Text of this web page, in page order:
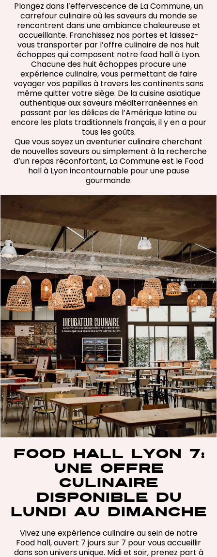
Plongez dans l’effervescence de La Commune, un
carrefour culinaire où les saveurs du monde se
rencontrent dans une ambiance chaleureuse et
accueillante. Franchissez nos portes et laissez-
vous transporter par l’offre culinaire de nos huit
échoppes qui composent notre food hall à Lyon.
Chacune des huit échoppes procure une
expérience culinaire, vous permettant de faire
voyager vos papilles à travers les continents sans
même quitter votre siège. De la cuisine asiatique
authentique aux saveurs méditerranéennes en
passant par les délices de l’Amérique latine ou
encore les plats traditionnels français, il y en a pour
tous les goûts.
Que vous soyez un aventurier culinaire cherchant
de nouvelles saveurs ou simplement à la recherche
d’un repas réconfortant, La Commune est le Food
hall à Lyon incontournable pour une pause
gourmande.
FOOD HALL LYON 7:
UNE OFFRE
CULINAIRE
DISPONIBLE DU
LUNDI AU DIMANCHE
Vivez une expérience culinaire au sein de notre
Food hall, ouvert 7 jours sur 7 pour vous accueillir
dans son univers unique. Midi et soir, prenez part à